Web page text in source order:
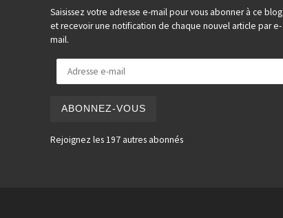
Saisissez votre adresse e-mail pour vous abonner à ce blog
et recevoir une notification de chaque nouvel article par e-
mail.
ABONNEZ-VOUS
Rejoignez les 197 autres abonnés